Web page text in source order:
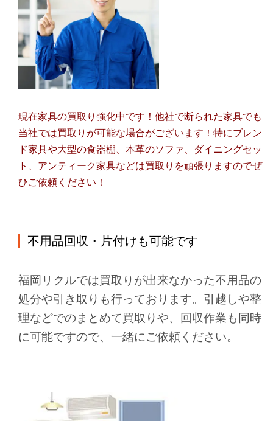
現在家具の買取り強化中です！他社で断られた家具でも
当社では買取りが可能な場合がございます！特にブレン
ド家具や大型の食器棚、本革のソファ、ダイニングセッ
ト、アンティーク家具などは買取りを頑張りますのでぜ
ひご依頼ください！
不用品回収・片付けも可能です
福岡リクルでは買取りが出来なかった不用品の
処分や引き取りも行っております。引越しや整
理などでのまとめて買取りや、回収作業も同時
に可能ですので、一緒にご依頼ください。